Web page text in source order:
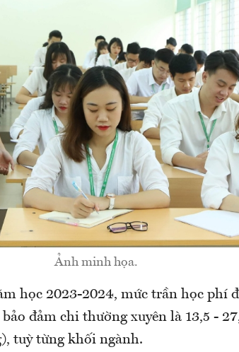
Ảnh minh họa.
học 2023-2024, mức trần học phí
đảm chi thường xuyên là 13,5 -
tuỳ từng khối ngành.